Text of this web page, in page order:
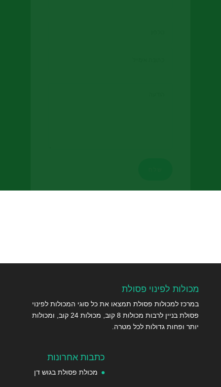
מכולות לפינוי פסולת
במרכז למכולות פסולת תמצאו את כל סוגי המכולות לפינוי
פסולת בניין לרבות מכולות 8 קוב, מכולות 24 קוב, ומכולות
יותר ופחות גדולות לכל מטרה.
כתבות אחרונות
מכולת פסולת בגוש דן